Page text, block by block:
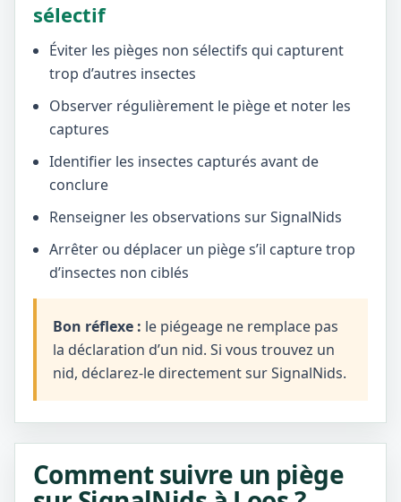
sélectif
Éviter les pièges non sélectifs qui capturent
trop d’autres insectes
Observer régulièrement le piège et noter les
captures
Identifier les insectes capturés avant de
conclure
Renseigner les observations sur SignalNids
Arrêter ou déplacer un piège s’il capture trop
d’insectes non ciblés
Bon réflexe : le piégeage ne remplace pas
la déclaration d’un nid. Si vous trouvez un
nid, déclarez-le directement sur SignalNids.
Comment suivre un piège